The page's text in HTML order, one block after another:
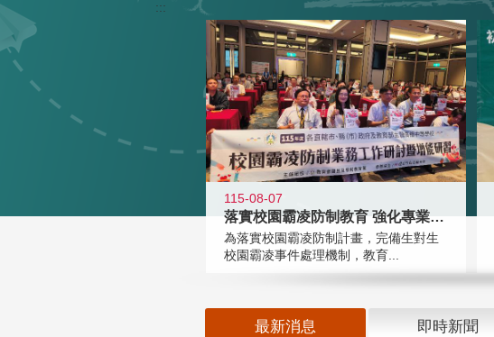
:::
115-08-07
落實校園霸凌防制教育 強化專業知能
為落實校園霸凌防制計畫，完備生對生
校園霸凌事件處理機制，教育...
最新消息 即時新聞